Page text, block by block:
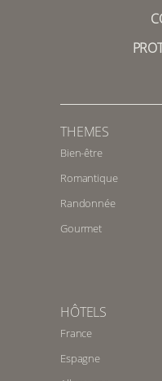
THEMES
Bien-être
Romantique
Randonnée
Gourmet
HÔTELS
France
Espagne